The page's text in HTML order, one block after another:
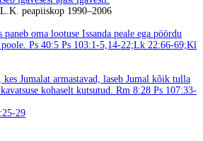
peapiiskop 1990–2006
paneb oma lootuse Issanda peale ega pöördu
Ps 40:5 Ps 103:1-5,14-22;Lk 22:66-69;Kl
kes Jumalat armastavad, laseb Jumal kõik tulla
kohaselt kutsutud. Rm 8:28 Ps 107:33-
29